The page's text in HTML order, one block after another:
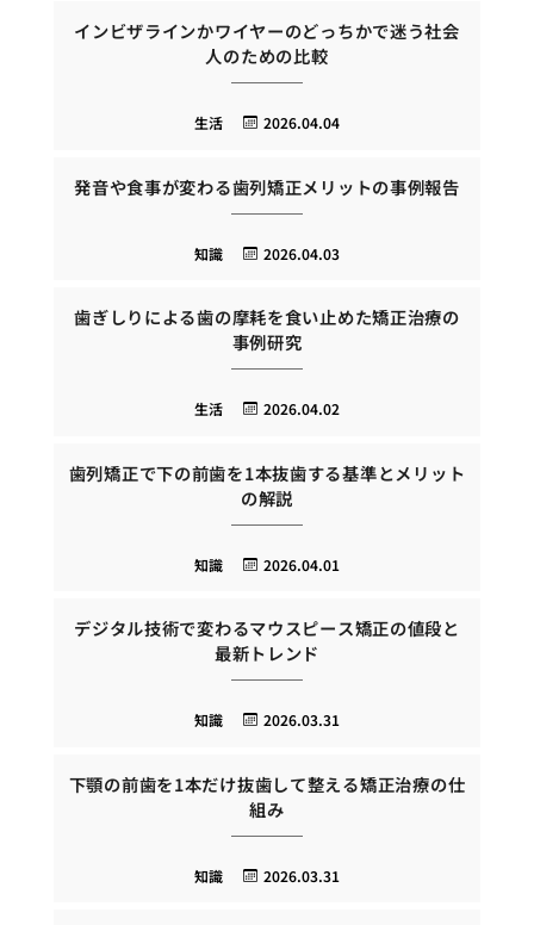
インビザラインかワイヤーのどっちかで迷う社会
人のための比較
2026.04.04
生活
発音や食事が変わる歯列矯正メリットの事例報告
2026.04.03
知識
歯ぎしりによる歯の摩耗を食い止めた矯正治療の
事例研究
2026.04.02
生活
歯列矯正で下の前歯を1本抜歯する基準とメリット
の解説
2026.04.01
知識
デジタル技術で変わるマウスピース矯正の値段と
最新トレンド
2026.03.31
知識
下顎の前歯を1本だけ抜歯して整える矯正治療の仕
組み
2026.03.31
知識